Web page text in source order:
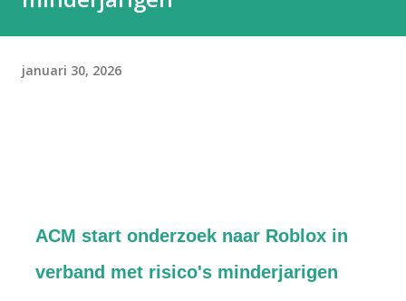
januari 30, 2026
ACM start onderzoek naar Roblox in
verband met risico's minderjarigen